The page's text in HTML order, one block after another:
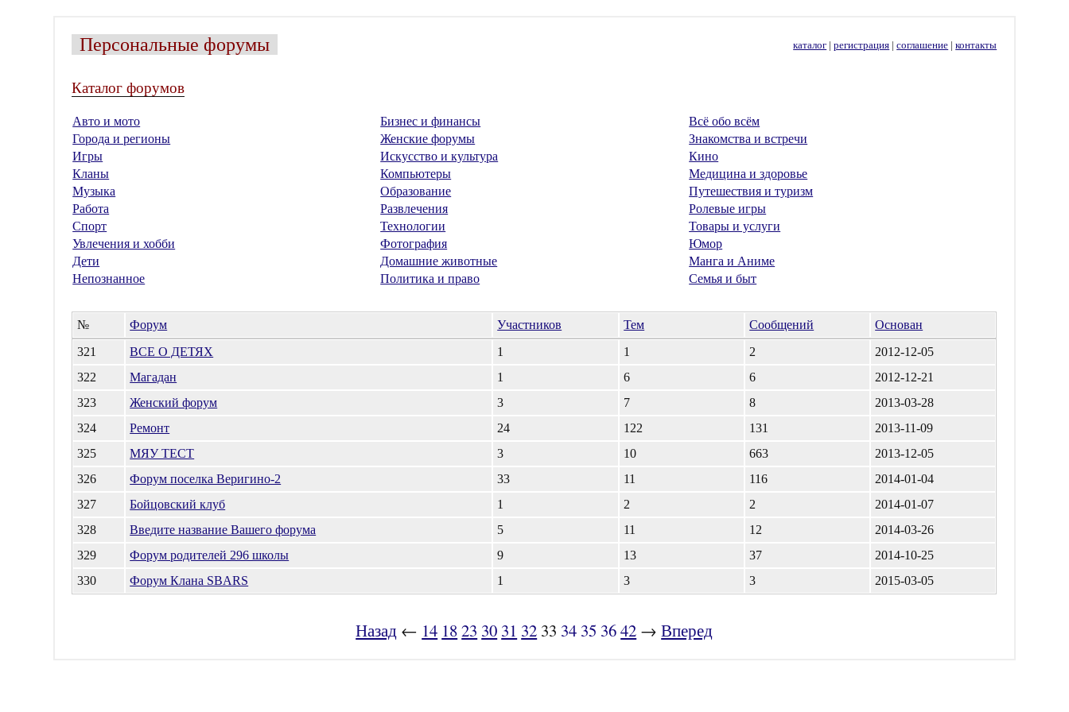
Персональные форумы каталог |регистрация |соглашение |контакты
Каталог форумов
Авто и мото Бизнес и финансы
Всё обо всём
Города и регионы
Женские форумы
Знакомства и встречи
Игры
Искусство и культура
Кино
Кланы
Компьютеры
Медицина и здоровье
Музыка
Образование
Путешествия и туризм
Работа
Развлечения
Ролевые игры
Спорт
Технологии
Товары и услуги
Увлечения и хобби
Фотография
Юмор
Дети
Домашние животные
Манга и Аниме
Непознанное
Политика и право Семья и быт
№ Форум Участников Тем Сообщений
Основан
321
ВСЕ О ДЕТЯХ 1 1 2
2012-12-05
322
Магадан 1 6 6
2012-12-21
323
Женский форум 3 7 8
2013-03-28
324
Ремонт 24 122 131
2013-11-09
325
МЯУ ТЕСТ 3 10 663
2013-12-05
326
Форум поселка Веригино-2 33 11 116
2014-01-04
327
Бойцовский клуб 1 2 2
2014-01-07
328
Введите название Вашего форума 5 11 12
2014-03-26
329
Форум родителей 296 школы 9 13 37
2014-10-25
330
Форум Клана SBARS 1 3 3 2015-03-05
Назад ← 14 1823 30 31 32 33 34 35 3642 →Вперед